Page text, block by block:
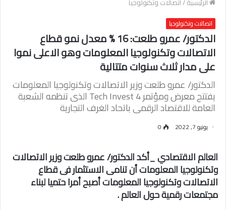
الرئيسية/اتصالات وتكنولوجيا
اتصالات وتكنولوجيا
الدكتور/ عمرو طلعت: 16 % معدل نمو قطاع
الاتصالات وتكنولوجيا المعلومات وهو الاعلى نموا
على مدار ثلاث سنوات متتالية
الدكتور/ عمرو طلعت وزير الاتصالات وتكنولوجيا المعلومات
يفتتح معرض ومؤتمر 4 Tech Invest الذى تنظمه الشعبة
العامة للاقتصاد الرقمى باتحاد الغرف التجارية
يونيو 7, 2022 0
العالم الاقتصادي _أكد الدكتور/ عمرو طلعت وزير الاتصالات
وتكنولوجيا المعلومات أن تنامى الاستثمار فى قطاع
الاتصالات وتكنولوجيا المعلومات أصبح أمرا حتميا لبناء
مجتمعات رقمية حول العالم .